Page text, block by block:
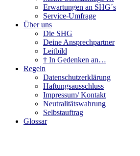
Erwartungen an SHG´s
Service-Umfrage
Über uns
Die SHG
Deine Ansprechpartner
Leitbild
† In Gedenken an…
Regeln
Datenschutzerklärung
Haftungsausschluss
Impressum/ Kontakt
Neutralitätswahrung
Selbstauftrag
Glossar